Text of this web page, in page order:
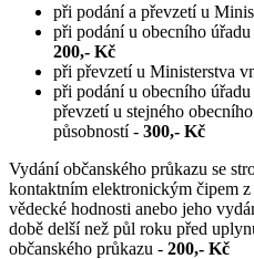
při podání a převzetí u
při podání u obecního
200,- Kč
při převzetí u Ministerstva
při podání u obecního
převzetí u stejného
působností - 300,- Kč
Vydání občanského průkazu se
kontaktním elektronickým čipem
vědecké hodnosti anebo jeho
době delší než půl roku před
občanského průkazu - 200,- Kč